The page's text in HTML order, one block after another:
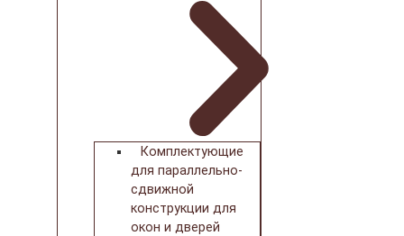
Комплектующие
для параллельно-
сдвижной
конструкции для
окон и дверей